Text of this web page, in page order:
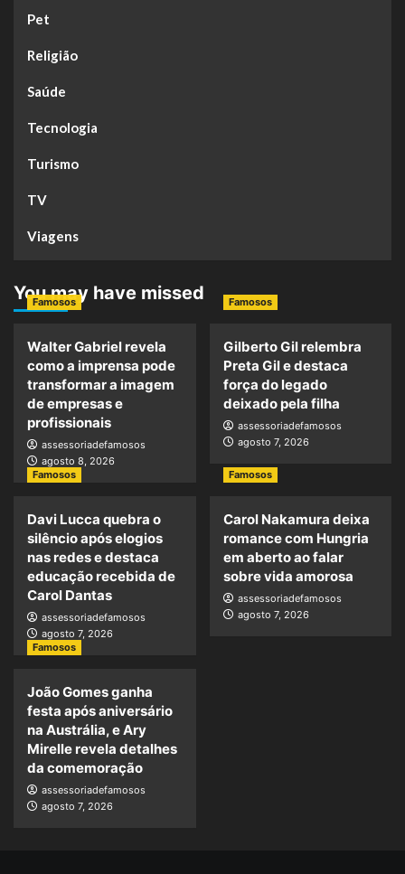
Pet
Religião
Saúde
Tecnologia
Turismo
TV
Viagens
You may have missed
Famosos
Walter Gabriel revela
como a imprensa pode
transformar a imagem
de empresas e
profissionais
assessoriadefamosos
agosto 8, 2026
Famosos
Gilberto Gil relembra
Preta Gil e destaca
força do legado
deixado pela filha
assessoriadefamosos
agosto 7, 2026
Famosos
Davi Lucca quebra o
silêncio após elogios
nas redes e destaca
educação recebida de
Carol Dantas
assessoriadefamosos
agosto 7, 2026
Famosos
Carol Nakamura deixa
romance com Hungria
em aberto ao falar
sobre vida amorosa
assessoriadefamosos
agosto 7, 2026
Famosos
João Gomes ganha
festa após aniversário
na Austrália, e Ary
Mirelle revela detalhes
da comemoração
assessoriadefamosos
agosto 7, 2026